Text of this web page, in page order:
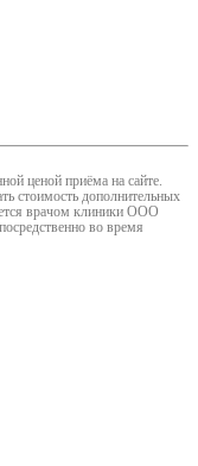
ценой приёма на сайте.
стоимость дополнительных
врачом клиники ООО
во время